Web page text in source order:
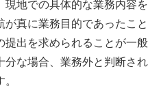
現地での具体的な業務内容を
真に業務目的であったこと
提出を求められることが一般
分な場合、業務外と判断され